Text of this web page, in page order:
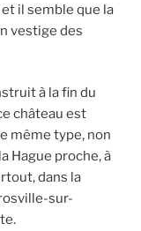
il semble que la
vestige des
à la fin du
château est
même type, non
Hague proche, à
dans la
sur-